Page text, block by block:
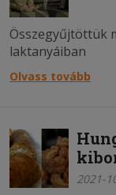
Összegyűjtöttük
laktanyáiban
Olvass tovább
2021-